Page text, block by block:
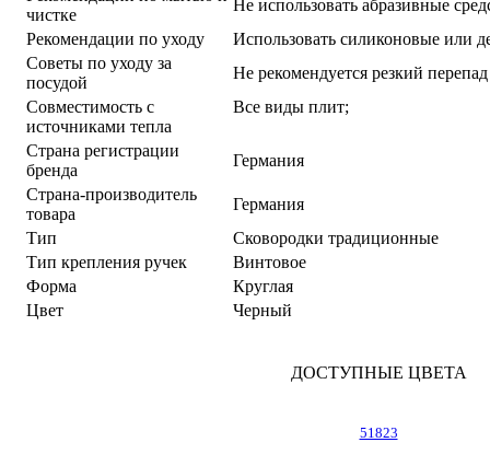
чистке
Не использовать абразивные
Рекомендации по уходу
Использовать силиконовые или
Советы по уходу за
посудой
Не рекомендуется резкий
Совместимость с
источниками тепла
Все виды плит;
Страна регистрации
бренда
Германия
Страна-производитель
товара
Германия
Тип
Сковородки традиционные
Тип крепления ручек
Винтовое
Форма
Круглая
Цвет
Черный
ДОСТУПНЫЕ ЦВЕТА
51823